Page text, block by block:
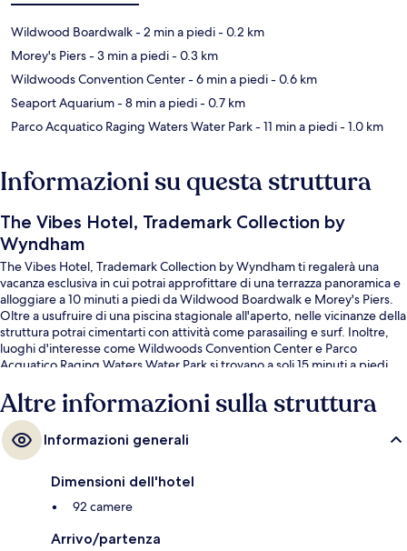
Wildwood Boardwalk- 2 min a piedi- 0.2 km
Morey's Piers- 3 min a piedi- 0.3 km
Wildwoods Convention Center- 6 min a piedi- 0.6 km
Seaport Aquarium- 8 min a piedi- 0.7 km
Parco Acquatico Raging Waters Water Park- 11 min a piedi- 1.0 km
Informazioni su questa struttura
The Vibes Hotel, Trademark Collection by
Wyndham
The Vibes Hotel, Trademark Collection by Wyndham ti regalerà una
vacanza esclusiva in cui potrai approfittare di una terrazza panoramica e
alloggiare a 10 minuti a piedi da Wildwood Boardwalk e Morey's Piers.
Oltre a usufruire di una piscina stagionale all'aperto, nelle vicinanze della
struttura potrai cimentarti con attività come parasailing e surf. Inoltre,
luoghi d'interesse come Wildwoods Convention Center e Parco
Acquatico Raging Waters Water Park si trovano a soli 15 minuti a piedi.
Altre informazioni sulla struttura
Informazioni generali
Dimensioni dell'hotel
92 camere
Arrivo/partenza